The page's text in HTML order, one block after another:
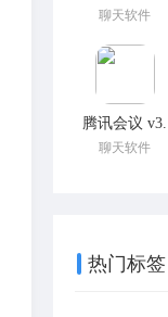
聊天软件
腾讯会议 v3.
聊天软件
热门标签